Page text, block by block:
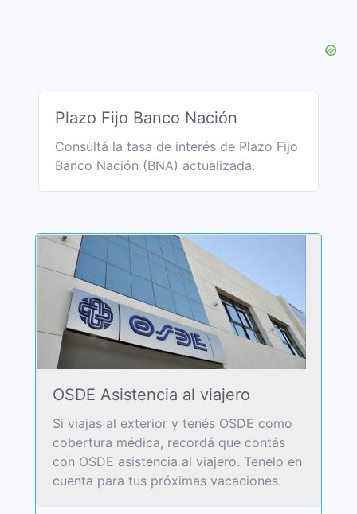
Plazo Fijo Banco Nación
Consultá la tasa de interés de Plazo Fijo
Banco Nación (BNA) actualizada.
OSDE Asistencia al viajero
Si viajas al exterior y tenés OSDE como
cobertura médica, recordá que contás
con OSDE asistencia al viajero. Tenelo en
cuenta para tus próximas vacaciones.